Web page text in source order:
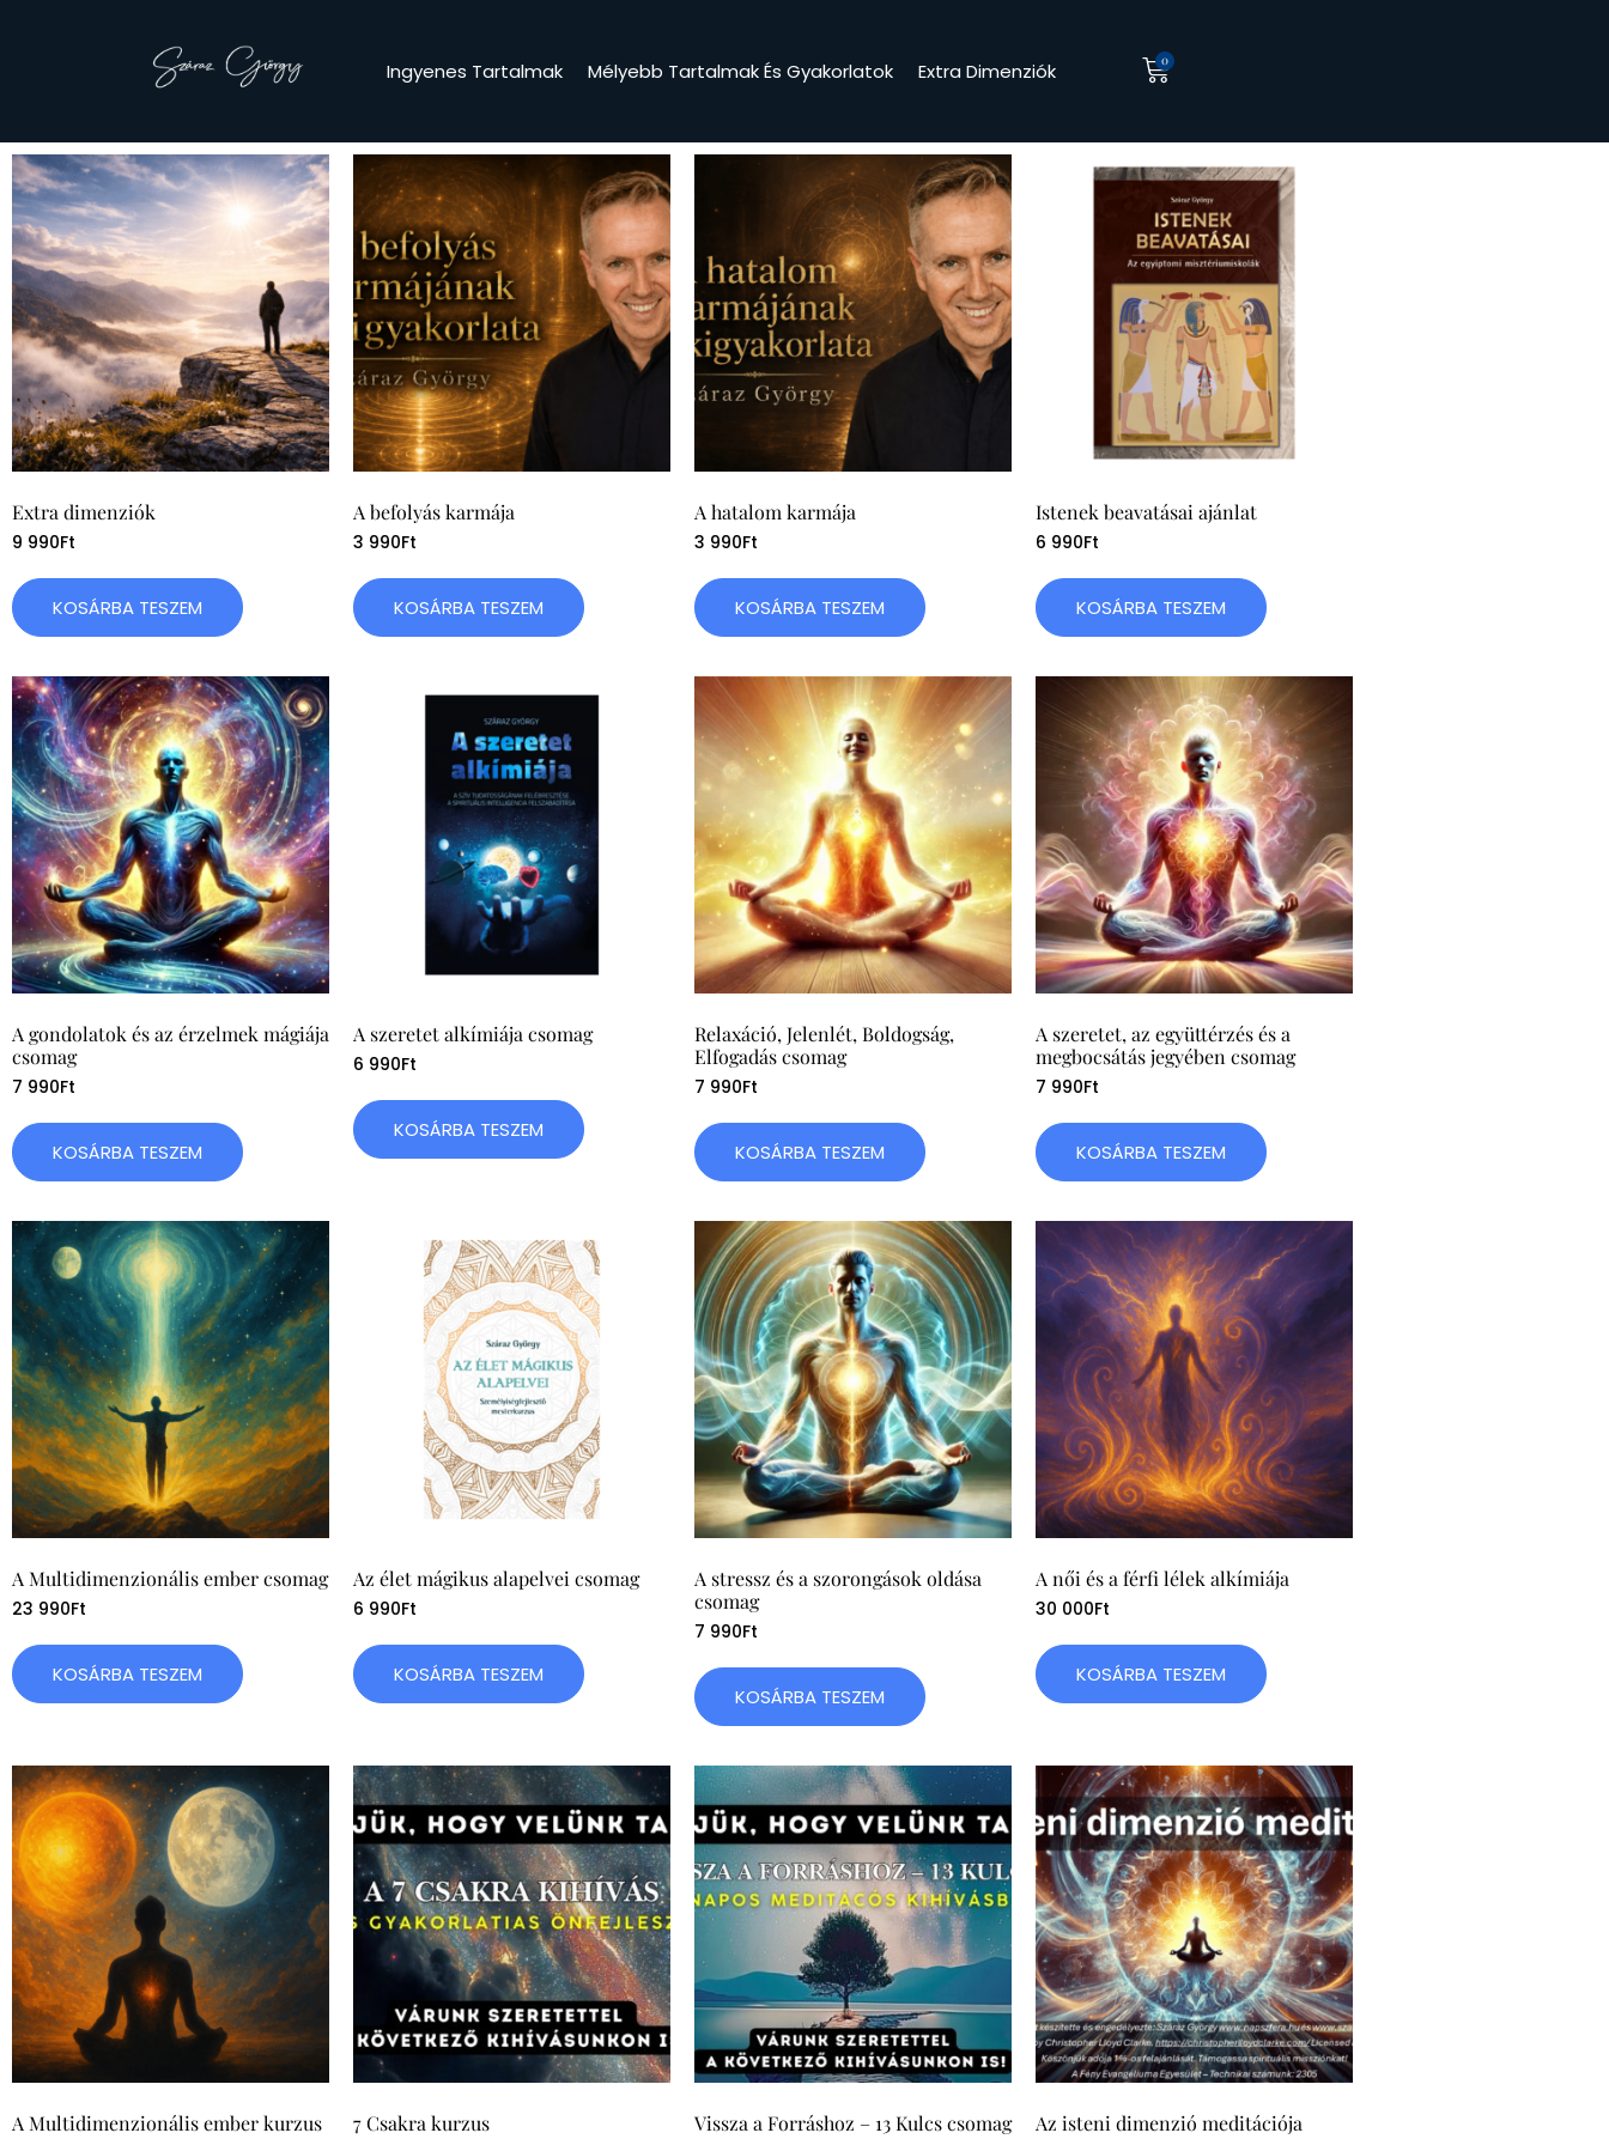
Ingyenes Tartalmak Mélyebb Tartalmak És Gyakorlatok Extra Dimenziók 0
Extra dimenziók
9 990Ft
KOSÁRBA TESZEM
A befolyás karmája
3 990Ft
KOSÁRBA TESZEM
A hatalom karmája
3 990Ft
KOSÁRBA TESZEM
Istenek beavatásai ajánlat
6 990Ft
KOSÁRBA TESZEM
A gondolatok és az érzelmek mágiája
csomag
7 990Ft
KOSÁRBA TESZEM
A szeretet alkímiája csomag
6 990Ft
KOSÁRBA TESZEM
Relaxáció, Jelenlét, Boldogság,
Elfogadás csomag
7 990Ft
KOSÁRBA TESZEM
A szeretet, az együttérzés és a
megbocsátás jegyében csomag
7 990Ft
KOSÁRBA TESZEM
A Multidimenzionális ember csomag
23 990Ft
KOSÁRBA TESZEM
Az élet mágikus alapelvei csomag
6 990Ft
KOSÁRBA TESZEM
A stressz és a szorongások oldása
csomag
7 990Ft
KOSÁRBA TESZEM
A női és a férfi lélek alkímiája
30 000Ft
KOSÁRBA TESZEM
A Multidimenzionális ember kurzus 7 Csakra kurzus Vissza a Forráshoz – 13 Kulcs csomag Az isteni dimenzió meditációja